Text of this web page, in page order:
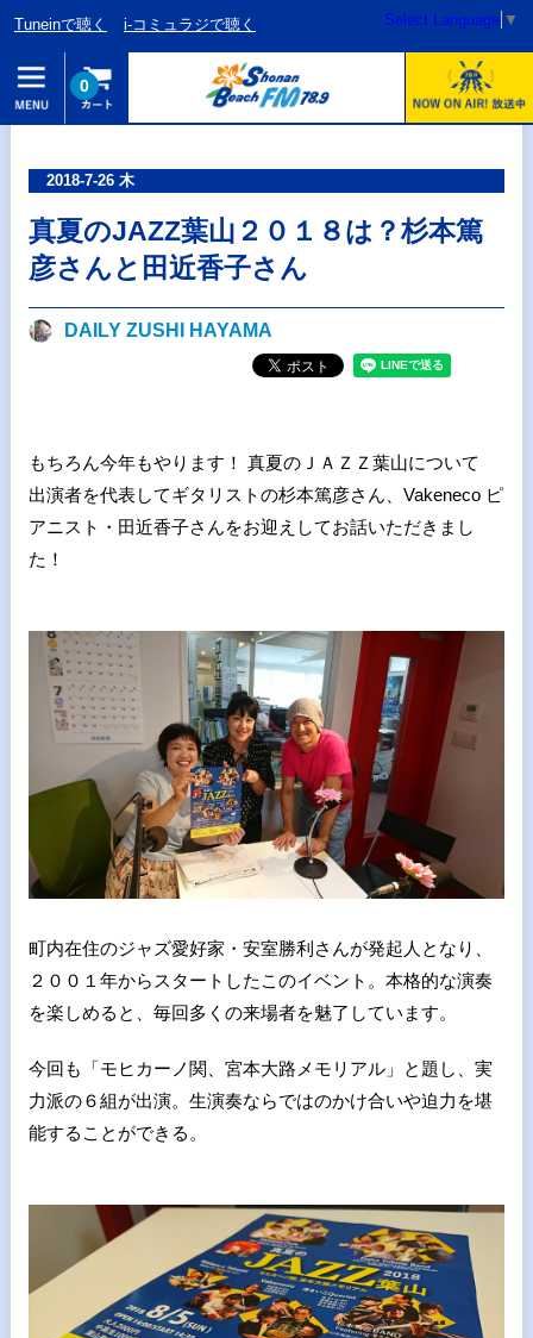
Tuneinで聴く i-コミュラジで聴く Select Language ▼
0
2018-7-26 木
真夏のJAZZ葉山２０１８は？杉本篤
彦さんと田近香子さん
DAILY ZUSHI HAYAMA
もちろん今年もやります！ 真夏のＪＡＺＺ葉山について
出演者を代表してギタリストの杉本篤彦さん、Vakeneco ピ
アニスト・田近香子さんをお迎えしてお話いただきまし
た！
町内在住のジャズ愛好家・安室勝利さんが発起人となり、
２００１年からスタートしたこのイベント。本格的な演奏
を楽しめると、毎回多くの来場者を魅了しています。
今回も「モヒカーノ関、宮本大路メモリアル」と題し、実
力派の６組が出演。生演奏ならではのかけ合いや迫力を堪
能することができる。